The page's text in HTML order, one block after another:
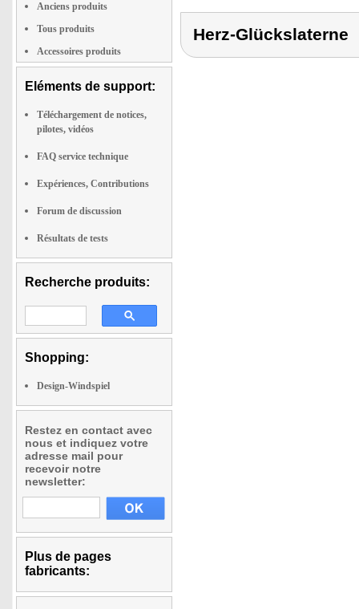
Anciens produits
Tous produits
Accessoires produits
Eléments de support:
Téléchargement de notices,
pilotes, vidéos
FAQ service technique
Expériences, Contributions
Forum de discussion
Résultats de tests
Recherche produits:
Shopping:
Design-Windspiel
Restez en contact avec
nous et indiquez votre
adresse mail pour
recevoir notre
newsletter:
Plus de pages
fabricants:
Herz-Glückslaterne